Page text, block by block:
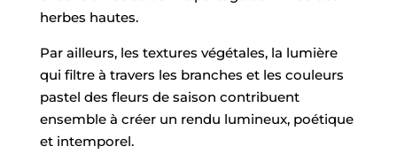
herbes hautes.
Par ailleurs, les textures végétales, la lumière
qui filtre à travers les branches et les couleurs
pastel des fleurs de saison contribuent
ensemble à créer un rendu lumineux, poétique
et intemporel.